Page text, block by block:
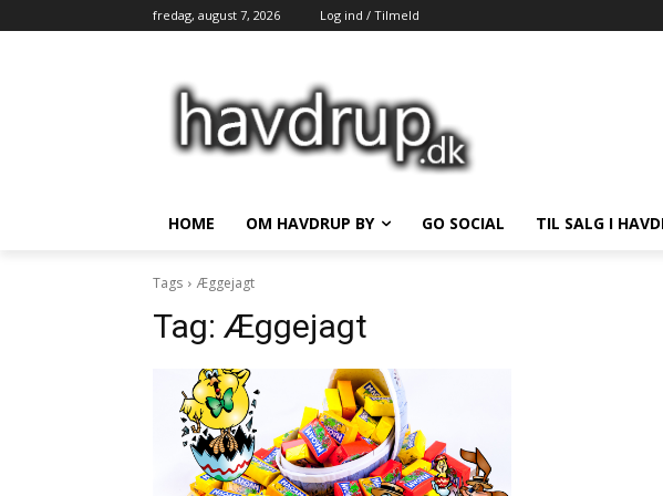
fredag, august 7, 2026 Log ind / Tilmeld
HOME OM HAVDRUP BY GO SOCIAL TIL SALG I
Tags Æggejagt
Tag: Æggejagt